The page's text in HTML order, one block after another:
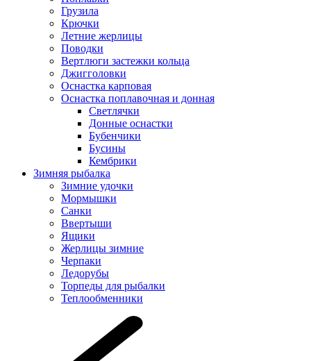
Грузила
Крючки
Летние жерлицы
Поводки
Вертлюги застежки кольца
Джигголовки
Оснастка карповая
Оснастка поплавочная и донная
Светлячки
Донные оснастки
Бубенчики
Бусины
Кембрики
Зимняя рыбалка
Зимние удочки
Мормышки
Санки
Ввертыши
Ящики
Жерлицы зимние
Черпаки
Ледорубы
Торпеды для рыбалки
Теплообменники